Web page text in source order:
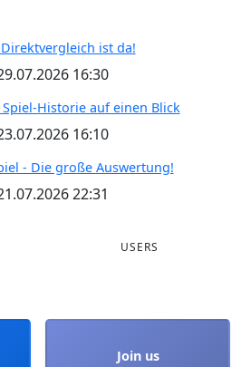
ist da!
16:30
Historie auf einen Blick
16:10
- Die große Auswertung!
22:31
USERS
Join us